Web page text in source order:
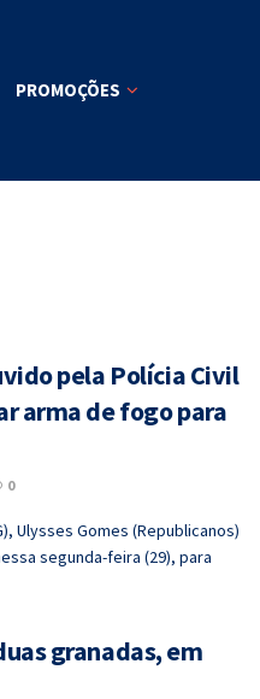
PROMOÇÕES
pela Polícia Civil
arma de fogo para
0
Ulysses Gomes (Republicanos)
segunda-feira (29), para
granadas, em